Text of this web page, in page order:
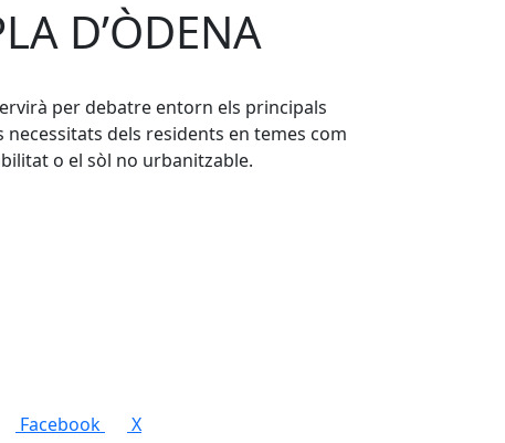
D’ÒDENA
per debatre entorn els principals
dels residents en temes com
o el sòl no urbanitzable.
Facebook
X